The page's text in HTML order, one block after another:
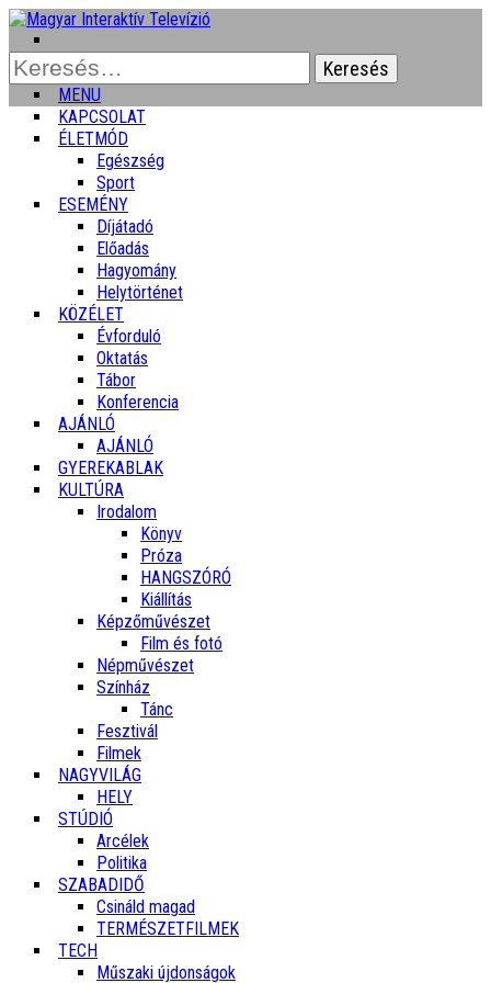
Keresés:
MENU
KAPCSOLAT
ÉLETMÓD
Egészség
Sport
ESEMÉNY
Díjátadó
Előadás
Hagyomány
Helytörténet
KÖZÉLET
Évforduló
Oktatás
Tábor
Konferencia
AJÁNLÓ
AJÁNLÓ
GYEREKABLAK
KULTÚRA
Irodalom
Könyv
Próza
HANGSZÓRÓ
Kiállítás
Képzőművészet
Film és fotó
Népművészet
Színház
Tánc
Fesztivál
Filmek
NAGYVILÁG
HELY
STÚDIÓ
Arcélek
Politika
SZABADIDŐ
Csináld magad
TERMÉSZETFILMEK
TECH
Műszaki újdonságok